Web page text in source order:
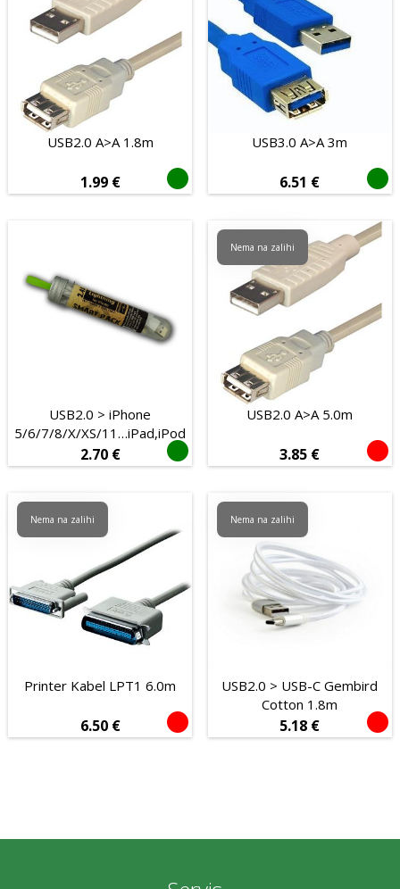
USB2.0 A>A 1.8m
1.99 €
USB3.0 A>A 3m
6.51 €
USB2.0 > iPhone
5/6/7/8/X/XS/11…iPad,iPod
2.70 €
USB2.0 A>A 5.0m
3.85 €
Nema na zalihi
Printer Kabel LPT1 6.0m
6.50 €
Nema na zalihi
USB2.0 > USB-C Gembird
Cotton 1.8m
5.18 €
Nema na zalihi